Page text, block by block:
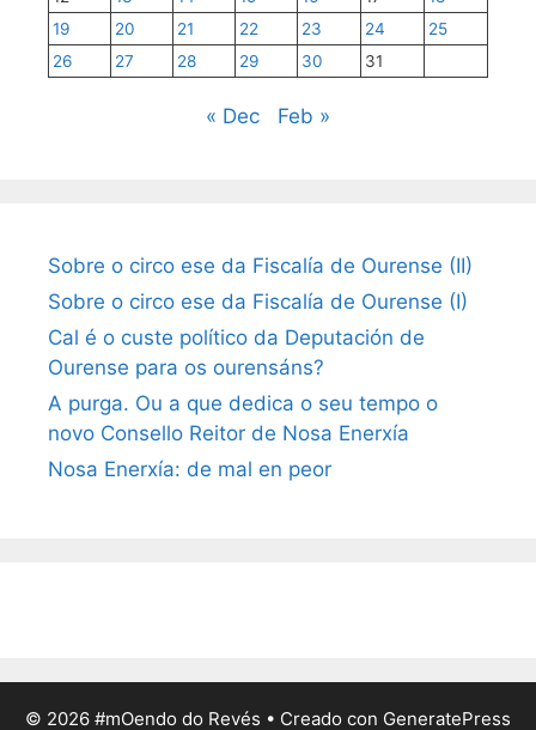
19
20 21 22 23 24
25
26
27 28 29 30 31
« Dec Feb »
Sobre o circo ese da Fiscalía de Ourense (II)
Sobre o circo ese da Fiscalía de Ourense (I)
Cal é o custe político da Deputación de
Ourense para os ourensáns?
A purga. Ou a que dedica o seu tempo o
novo Consello Reitor de Nosa Enerxía
Nosa Enerxía: de mal en peor
© 2026 #mOendo do Revés • Creado con GeneratePress